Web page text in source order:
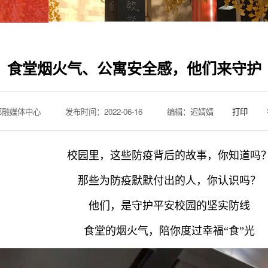
食堂烟火气、公寓安全感，他们来守护
媒体中心 发布时间：2022-06-16 编辑：迟婧婧 打印
校园里，这些防疫背后的故事，你知道吗
那些为防疫默默付出的人，你认识吗？
他们，是守护平安校园的坚实防线
食堂的烟火气，陪你度过幸福“食”光